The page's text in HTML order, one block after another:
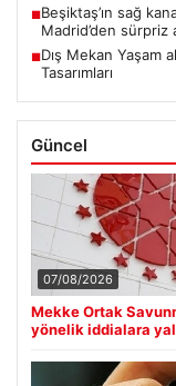
■Beşiktaş’ın sağ
Madrid’den sürpriz
■Dış Mekan Yaşam
Tasarımları
Güncel
07/08/2026
Mekke Ortak
yönelik iddialara